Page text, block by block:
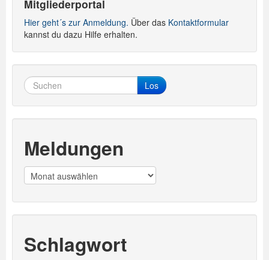
Mitgliederportal
Hier geht´s zur Anmeldung. Über das Kontaktformular
kannst du dazu Hilfe erhalten.
Los
Meldungen
Meldungen
Schlagwort